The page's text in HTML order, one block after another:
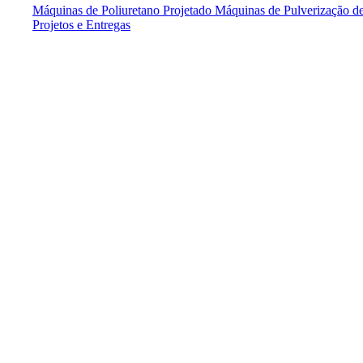
Máquinas de Poliuretano Projetado Máquinas de Pulverização
Projetos e Entregas